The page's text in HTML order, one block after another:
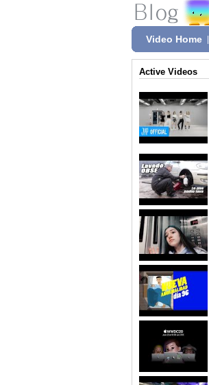
Video Home
Active Videos